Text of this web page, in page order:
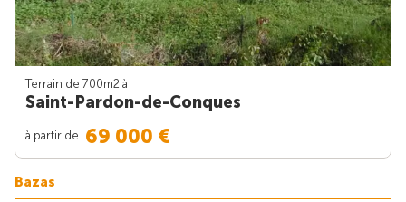
Terrain de 700m2 à
Saint-Pardon-de-Conques
à partir de 69 000 €
Bazas